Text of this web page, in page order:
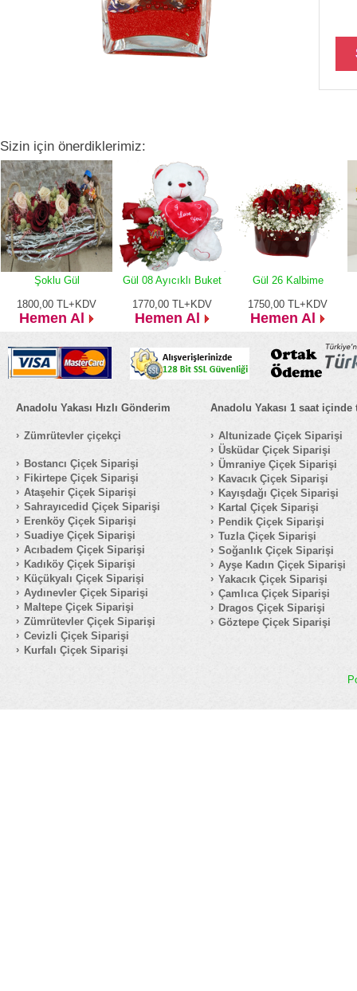
Sizin için önerdiklerimiz:
Şoklu Gül
1800,00 TL+KDV
Hemen Al
Gül 08 Ayıcıklı Buket
1770,00 TL+KDV
Hemen Al
Gül 26 Kalbime
1750,00 TL+KDV
Hemen Al
Anadolu Yakası Hızlı Gönderim
Zümrütevler çiçekçi
Bostancı Çiçek Siparişi
Fikirtepe Çiçek Siparişi
Ataşehir Çiçek Siparişi
Sahrayıcedid Çiçek Siparişi
Erenköy Çiçek Siparişi
Suadiye Çiçek Siparişi
Acıbadem Çiçek Siparişi
Kadıköy Çiçek Siparişi
Küçükyalı Çiçek Siparişi
Aydınevler Çiçek Siparişi
Maltepe Çiçek Siparişi
Zümrütevler Çiçek Siparişi
Cevizli Çiçek Siparişi
Kurfalı Çiçek Siparişi
Anadolu Yakası 1 saat içinde
Altunizade Çiçek Siparişi
Üsküdar Çiçek Siparişi
Ümraniye Çiçek Siparişi
Kavacık Çiçek Siparişi
Kayışdağı Çiçek Siparişi
Kartal Çiçek Siparişi
Pendik Çiçek Siparişi
Tuzla Çiçek Siparişi
Soğanlık Çiçek Siparişi
Ayşe Kadın Çiçek Siparişi
Yakacık Çiçek Siparişi
Çamlıca Çiçek Siparişi
Dragos Çiçek Siparişi
Göztepe Çiçek Siparişi